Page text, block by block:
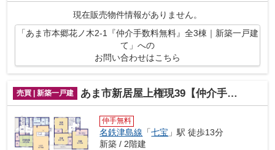
現在販売物件情報がありません。
「あま市本郷花ノ木2-1『仲介手数料無料』全3棟｜新築一戸建
て」への
お問い合わせはこちら
売買 | 新築一戸建 あま市新居屋上権現39【仲介手数料無料】新築一戸建て
仲手無料
名鉄津島線 「七宝 」駅 徒歩13分
新築 / 2階建